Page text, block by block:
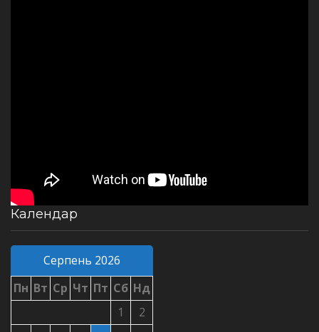
Календар
Серпень 2026
Пн Вт Ср Чт Пт Сб Нд
1
2